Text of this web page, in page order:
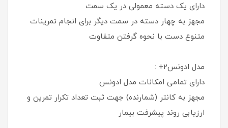
دارای یک دسته معمولی در یک سمت
مجهز به چهار دسته در سمت دیگر برای انجام تمرینات
متنوع دست با نحوه گرفتن متفاوت
مدل ادونس2+ :
دارای تمامی امکانات مدل ادونس
مجهز به کانتر (شمارنده) جهت ثبت تعداد تکرار تمرین و
ارزیابی روند پیشرفت بیمار